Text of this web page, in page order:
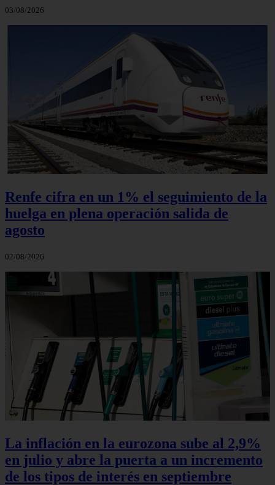
03/08/2026
Renfe cifra en un 1% el seguimiento de la
huelga en plena operación salida de
agosto
02/08/2026
La inflación en la eurozona sube al 2,9%
en julio y abre la puerta a un incremento
de los tipos de interés en septiembre